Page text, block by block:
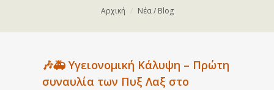
Αρχική Νέα / Blog
🎶🚑 Υγειονομική Κάλυψη – Πρώτη
συναυλία των Πυξ Λαξ στο